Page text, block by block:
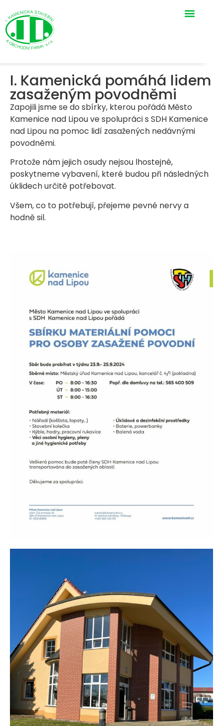
I. Kamenická pomáhá lidem
zasaženým povodněmi
Zapojili jsme se do sbírky, kterou pořádá Město
Kamenice nad Lipou ve spolupráci s SDH Kamenice
nad Lipou na pomoc lidí zasažených nedávnými
povodněmi.
Protože nám jejich osudy nejsou lhostejné,
poskytneme vybavení, které budou při následných
úklidech určitě potřebovat.
Všem, co to potřebují, přejeme pevné nervy a
hodně sil.